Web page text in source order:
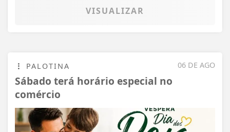
VISUALIZAR
06 DE AGO
PALOTINA
Sábado terá horário especial no
comércio